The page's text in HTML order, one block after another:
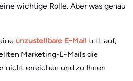
wichtige Rolle. Aber was genau
unzustellbare E-Mail tritt auf,
Marketing-E-Mails die
nicht erreichen und zu Ihnen